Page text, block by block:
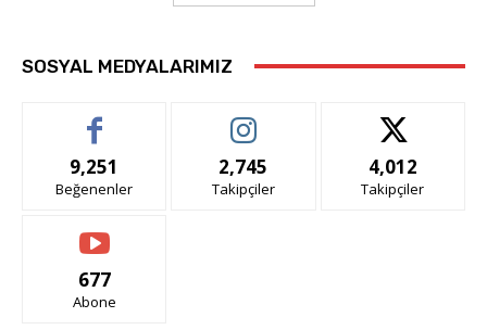
SOSYAL MEDYALARIMIZ
9,251
Beğenenler
2,745
Takipçiler
4,012
Takipçiler
677
Abone